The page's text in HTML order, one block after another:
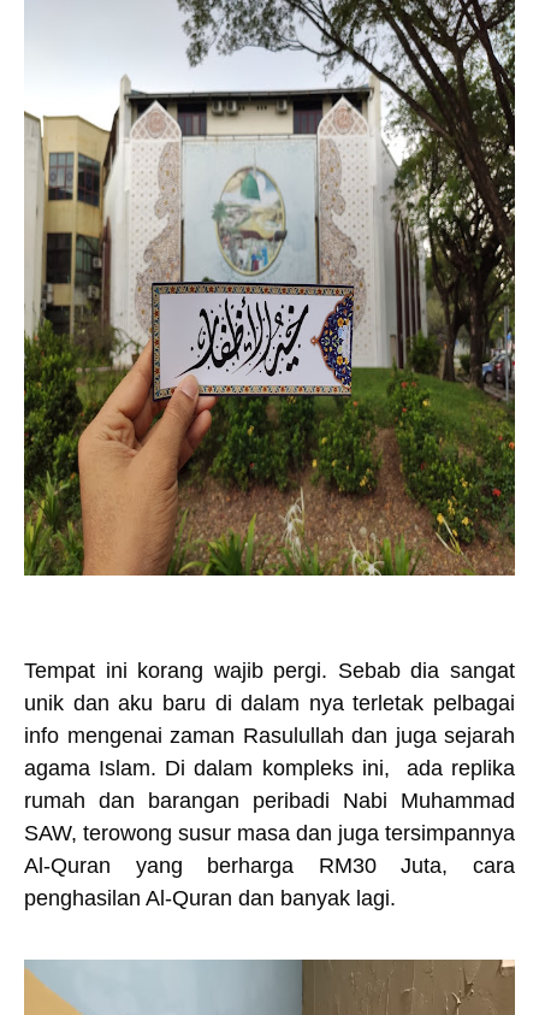
Tempat ini korang wajib pergi. Sebab dia sangat
unik dan aku baru di dalam nya terletak pelbagai
info mengenai zaman Rasulullah dan juga sejarah
agama Islam. Di dalam kompleks ini, ada replika
rumah dan barangan peribadi Nabi Muhammad
SAW, terowong susur masa dan juga tersimpannya
Al-Quran yang berharga RM30 Juta, cara
penghasilan Al-Quran dan banyak lagi.